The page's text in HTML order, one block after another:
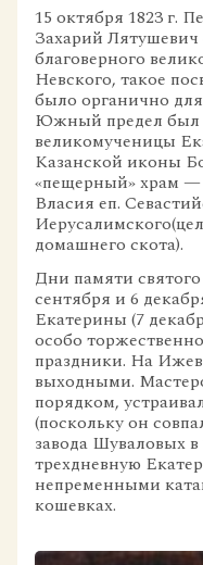
15 октября 1823 г.
Захарий Лятушевич
благоверного
Невского, такое
было органично
Южный предел был
великомученицы
Казанской иконы
«пещерный» храм —
Власия еп.
домашнего скота).
Дни памяти
сентября и 6
Екатерины (7
особо
праздники. На
выходными.
порядком,
(поскольку он
завода Шуваловых в
трехдневную
непременными
кошевках.